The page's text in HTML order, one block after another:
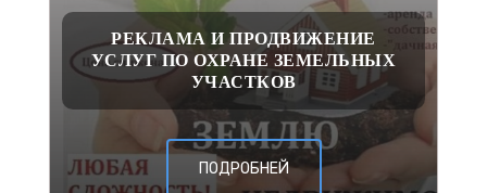
РЕКЛАМА И ПРОДВИЖЕНИЕ
УСЛУГ ПО ОХРАНЕ ЗЕМЕЛЬНЫХ
УЧАСТКОВ
ПОДРОБНЕЙ